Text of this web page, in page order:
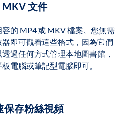
MKV 文件
的 MP4 或 MKV 檔案。您無需
即可觀看這些格式，因為它們
過任何方式管理本地圖書館，
電腦或筆記型電腦即可。
保存粉絲視頻